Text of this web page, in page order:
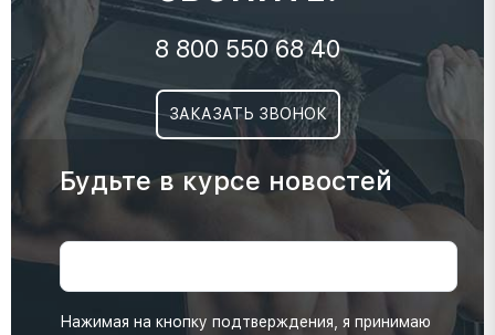
8 800 550 68 40
ЗАКАЗАТЬ ЗВОНОК
Будьте в курсе новостей
Нажимая на кнопку подтверждения, я принимаю